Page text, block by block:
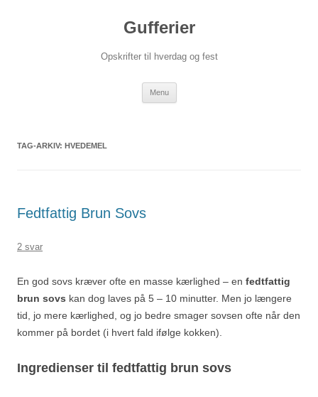
Gufferier
Opskrifter til hverdag og fest
Menu
TAG-ARKIV: HVEDEMEL
Fedtfattig Brun Sovs
2 svar
En god sovs kræver ofte en masse kærlighed – en fedtfattig
brun sovs kan dog laves på 5 – 10 minutter. Men jo længere
tid, jo mere kærlighed, og jo bedre smager sovsen ofte når den
kommer på bordet (i hvert fald ifølge kokken).
Ingredienser til fedtfattig brun sovs